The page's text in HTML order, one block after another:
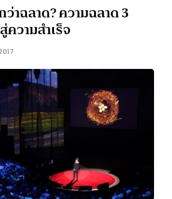
าฉลาด? ความฉลาด 3
ความสำเร็จ